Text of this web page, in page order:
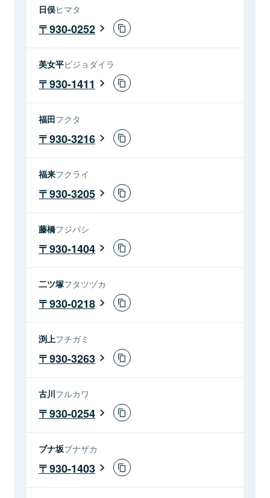
日俣ヒマタ
930-0252
美女平ビジョダイラ
930-1411
福田フクタ
930-3216
福来フクライ
930-3205
藤橋フジバシ
930-1404
二ツ塚フタツヅカ
930-0218
渕上フチガミ
930-3263
古川フルカワ
930-0254
ブナ坂ブナザカ
930-1403